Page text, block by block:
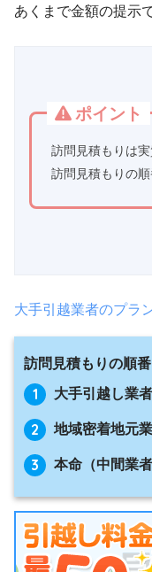
あくまで金額の提示
ポイント
訪問見積もりは
訪問見積もりの順
大手引越業者のプラ
訪問見積もりの順番
大手引越し業者
地域密着地元
本命（中間業者